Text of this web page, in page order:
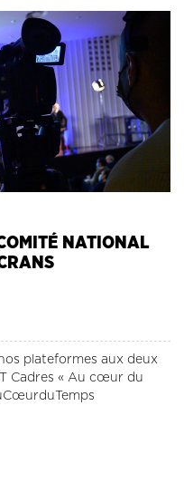
NATIONAL
plateformes aux deux
Cadres « Au cœur du